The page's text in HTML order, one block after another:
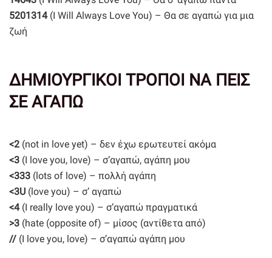
5201314(I Will Always Love You) – Θα σε αγαπώ για μια
ζωή
ΔΗΜΙΟΥΡΓΙΚΟΙ ΤΡΟΠΟΙ ΝΑ ΠΕΙΣ
ΣΕ ΑΓΑΠΩ
<2 (not in love yet) – δεν έχω ερωτευτεί ακόμα
<3 (I love you, love) – σ’αγαπώ, αγάπη μου
<333 (lots of love) – πολλή αγάπη
<3U (love you) – σ’ αγαπώ
<4(I really love you) – σ’αγαπώ πραγματικά
>3 (hate (opposite of) – μίσος (αντίθετα από)
// (I love you, love) – σ’αγαπώ αγάπη μου